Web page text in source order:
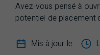
Avez-vous pensé à
potentiel de placement
Mis à jour le